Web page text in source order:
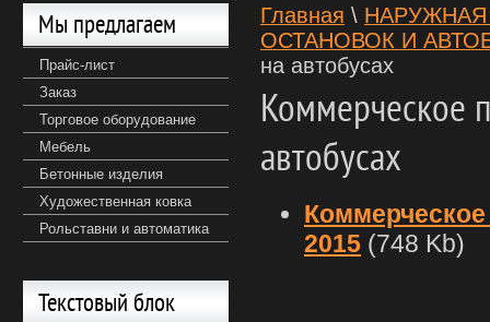
Главная \
ОСТАНОВОК И
на автобусах
Коммерческое
автобусах
2015 (748 Kb)
Мы предлагаем
Прайс-лист
Заказ
Торговое оборудование
Мебель
Бетонные изделия
Художественная ковка
Рольставни и автоматика
Текстовый блок